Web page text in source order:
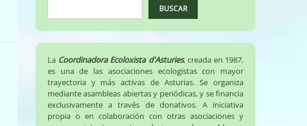
BUSCAR
La Coordinadora Ecoloxista d'Asturies, creada en 1987,
es una de las asociaciones ecologistas con mayor
trayectoria y más activas de Asturias. Se organiza
mediante asambleas abiertas y periódicas, y se financia
exclusivamente a través de donativos. A iniciativa
propia o en colaboración con otras asociaciones y